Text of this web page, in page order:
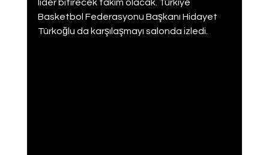
lider bitirecek takım olacak. Türkiye
Basketbol Federasyonu Başkanı Hidayet
Türkoğlu da karşılaşmayı salonda izledi.